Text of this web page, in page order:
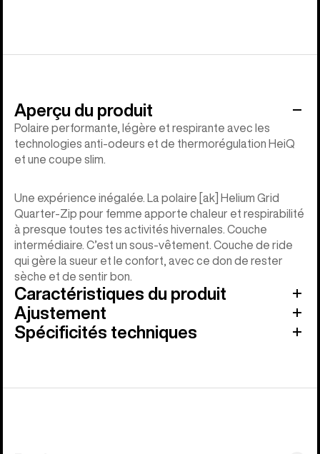
Aperçu du produit
Polaire performante, légère et respirante avec les
technologies anti-odeurs et de thermorégulation HeiQ
et une coupe slim.
Une expérience inégalée. La polaire [ak] Helium Grid
Quarter-Zip pour femme apporte chaleur et respirabilité
à presque toutes tes activités hivernales. Couche
intermédiaire. C’est un sous-vêtement. Couche de ride
qui gère la sueur et le confort, avec ce don de rester
sèche et de sentir bon.
Caractéristiques du produit
Ajustement
Spécificités techniques